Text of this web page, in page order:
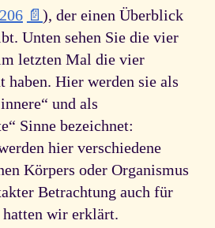
📄 ), der einen Überblick
Unten sehen Sie die vier
letzten Mal die vier
haben. Hier werden sie als
und als
Sinne bezeichnet:
hier verschiedene
Körpers oder Organismus
Betrachtung auch für
wir erklärt.